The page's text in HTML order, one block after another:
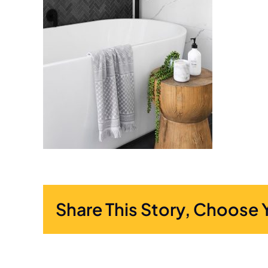
Share This Story, Choose